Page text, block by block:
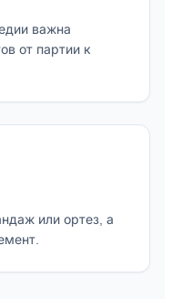
важна
от партии к
или ортез, а